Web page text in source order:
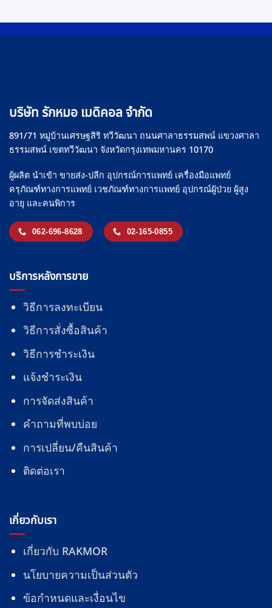
The
options
product
page
บริษัท รักหมอ เมดิคอล จำกัด
891/71 หมู่บ้านเศรษฐสิริ ทวีวัฒนา ถนนศาลาธรรมสพน์ แขวงศาลา
ธรรมสพน์ เขตทวีวัฒนา จังหวัดกรุงเทพมหานคร 10170
ผู้ผลิต นำเข้า ขายส่ง-ปลีก อุปกรณ์การแพทย์ เครื่องมือแพทย์
ครุภัณฑ์ทางการแพทย์ เวชภัณฑ์ทางการแพทย์ อุปกรณ์ผู้ป่วย ผู้สูง
อายุ และคนพิการ
062-696-8628 02-165-0855
บริการหลังการขาย
วิธีการลงทะเบียน
วิธีการสั่งซื้อสินค้า
วิธีการชำระเงิน
แจ้งชำระเงิน
การจัดส่งสินค้า
คำถามที่พบบ่อย
การเปลี่ยน/คืนสินค้า
ติดต่อเรา
เกี่ยวกับเรา
เกี่ยวกับ RAKMOR
นโยบายความเป็นส่วนตัว
ข้อกำหนดและเงื่อนไข